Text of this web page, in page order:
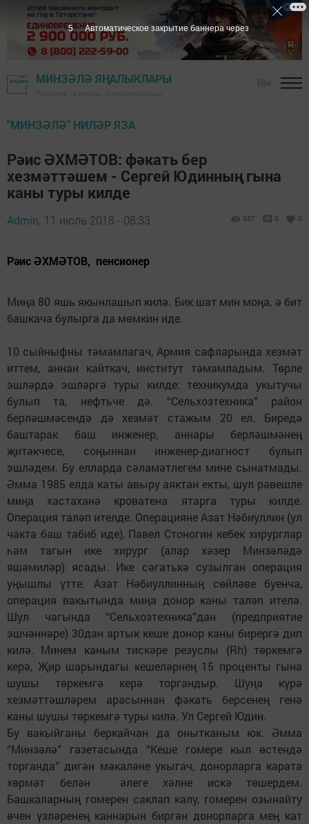
МИНЗӘЛӘ ЯҢАЛЫКЛАРЫ
"МИНЗӘЛӘ" НИЛӘР ЯЗА
Рәис ӘХМӘТОВ: фәкать бер
хезмәттәшем - Сергей Юдинның гына
каны туры килде
Admin, 11 июль 2018 - 08:33 937 0 0
Рәис ӘХМӘТОВ, пенсионер
Миңа 80 яшь якынлашып килә. Бик шат мин моңа, ә бит
башкача булырга да мөмкин иде.
10 сыйныфны тәмамлагач, Армия сафларында хезмәт
иттем, аннан кайткач, институт тәмамладым. Төрле
эшләрдә эшләргә туры килде: техникумда укытучы
булып та, нефтьче дә. “Сельхозтехника” район
берләшмәсендә дә хезмәт стажым 20 ел. Биредә
баштарак баш инженер, аннары берләшмәнең
җитәкчесе, соңыннан инженер-диагност булып
эшләдем. Бу елларда сәламәтлегем мине сынатмады.
Әмма 1985 елда каты авыру аяктан екты, шул рәвешле
миңа хастаханә кроватена ятарга туры килде.
Операция таләп ителде. Операцияне Азат Нәбиуллин (ул
чакта баш табиб иде), Павел Стоногин кебек хирурглар
һәм тагын ике хирург (алар хәзер Минзәләдә
яшәмиләр) ясады. Ике сәгатькә сузылган операция
уңышлы үтте. Азат Нәбиуллинның сөйләве буенча,
операция вакытында миңа донор каны таләп ителә.
Шул чагында “Сельхозтехника”дан (предприятие
эшчәннәре) 30дан артык кеше донор каны бирергә дип
килә. Минем каным тискәре резуслы (Rh) төркемгә
керә, Җир шарындагы кешеләрнең 15 проценты гына
шушы төркемгә керә торгандыр. Шуңа күрә
хезмәттәшләрем арасыннан фәкать берсенең генә
каны шушы төркемгә туры килә. Ул Сергей Юдин.
Бу вакыйганы беркайчан да онытканым юк. Әмма
“Минзәлә” газетасында “Кеше гомере кыл өстендә
торганда” дигән мәкаләне укыгач, донорларга карата
хөрмәт белән әлеге хәлне искә төшердем.
Башкаларның гомерен саклап калу, гомерен озынайту
өчен үзләренең каннарын биргән донорларга мең кат
3 Автоматическое закрытие баннера через